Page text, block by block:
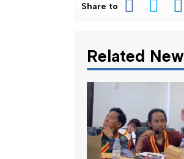
Share to
Related
Momentum 8
BNI,
Perk...
INDIGONEWS •JUL